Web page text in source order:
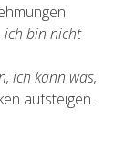
ich bin nicht
ich kann was,
aufsteigen.